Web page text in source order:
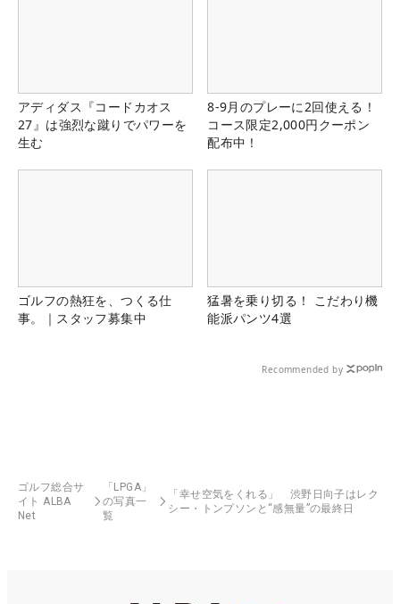
アディダス『コードカオス
27』は強烈な蹴りでパワーを
生む
8-9月のプレーに2回使える！
コース限定2,000円クーポン
配布中！
ゴルフの熱狂を、つくる仕
事。｜スタッフ募集中
猛暑を乗り切る！ こだわり機
能派パンツ4選
Recommended by
ゴルフ総合サ
イト ALBA
Net
「LPGA」
の写真一
覧
「幸せ空気をくれる」 渋野日向子はレク
シー・トンプソンと“感無量”の最終日